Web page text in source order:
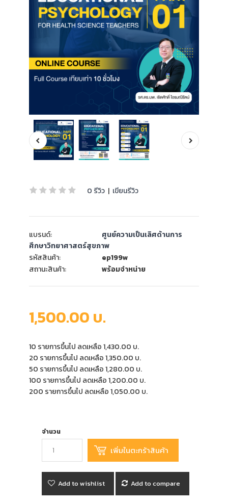
0 รีวิว | เขียนรีวิว
แบรนด์:
ศูนย์ความเป็นเลิศด้านการ
ศึกษาวิทยาศาสตร์สุขภาพ
รหัสสินค้า:
ep199w
สถานะสินค้า:
พร้อมจำหน่าย
1,500.00 บ.
10 รายการขึ้นไป ลดเหลือ 1,430.00 บ.
20 รายการขึ้นไป ลดเหลือ 1,350.00 บ.
50 รายการขึ้นไป ลดเหลือ 1,280.00 บ.
100 รายการขึ้นไป ลดเหลือ 1,200.00 บ.
200 รายการขึ้นไป ลดเหลือ 1,050.00 บ.
จำนวน
Add to wishlist Add to compare